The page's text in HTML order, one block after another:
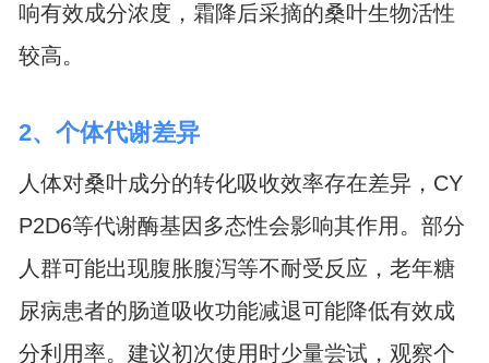
响有效成分浓度，霜降后采摘的桑叶生物活性
较高。
2、个体代谢差异
人体对桑叶成分的转化吸收效率存在差异，CY
P2D6等代谢酶基因多态性会影响其作用。部分
人群可能出现腹胀腹泻等不耐受反应，老年糖
尿病患者的肠道吸收功能减退可能降低有效成
分利用率。建议初次使用时少量尝试，观察个